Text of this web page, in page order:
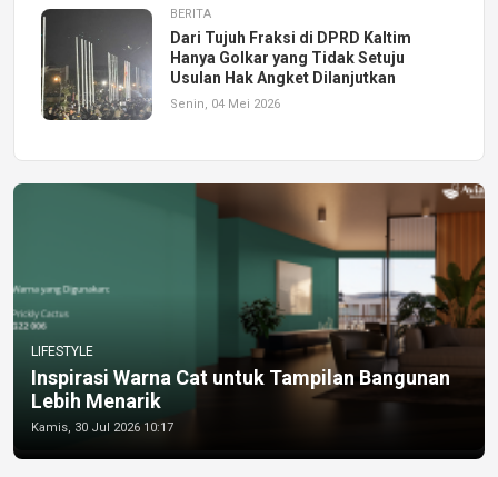
BERITA
Dari Tujuh Fraksi di DPRD Kaltim
Hanya Golkar yang Tidak Setuju
Usulan Hak Angket Dilanjutkan
Senin, 04 Mei 2026
LIFESTYLE
Inspirasi Warna Cat untuk Tampilan Bangunan
Lebih Menarik
Kamis, 30 Jul 2026 10:17